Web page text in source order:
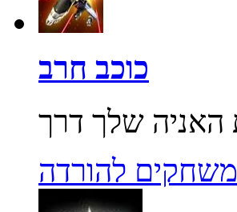
כוכב חרב
משחקים להורדה